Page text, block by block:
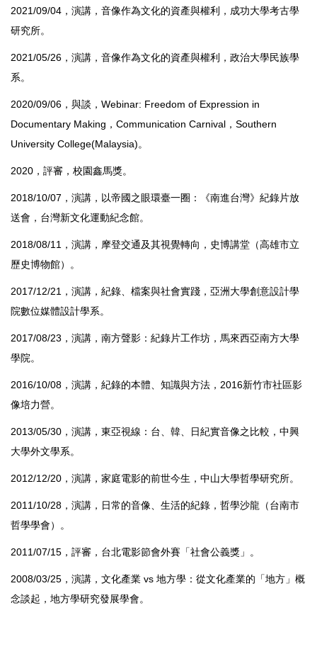
2021/09/04，演講，音像作為文化的資產與權利，成功大學考古學
研究所。
2021/05/26，演講，音像作為文化的資產與權利，政治大學民族學
系。
2020/09/06，與談，Webinar: Freedom of Expression in
Documentary Making，Communication Carnival，Southern
University College(Malaysia)。
2020，評審，校園鑫馬獎。
2018/10/07，演講，以帝國之眼環臺一圈：《南進台灣》紀錄片放
送會，台灣新文化運動紀念館。
2018/08/11，演講，摩登交通及其視覺轉向，史博講堂（高雄市立
歷史博物館）。
2017/12/21，演講，紀錄、檔案與社會實踐，亞洲大學創意設計學
院數位媒體設計學系。
2017/08/23，演講，南方聲影：紀錄片工作坊，馬來西亞南方大學
學院。
2016/10/08，演講，紀錄的本體、知識與方法，2016新竹市社區影
像培力營。
2013/05/30，演講，東亞視線：台、韓、日紀實音像之比較，中興
大學外文學系。
2012/12/20，演講，家庭電影的前世今生，中山大學哲學研究所。
2011/10/28，演講，日常的音像、生活的紀錄，哲學沙龍（台南市
哲學學會）。
2011/07/15，評審，台北電影節會外賽「社會公義獎」。
2008/03/25，演講，文化產業 vs 地方學：從文化產業的「地方」概
念談起，地方學研究發展學會。